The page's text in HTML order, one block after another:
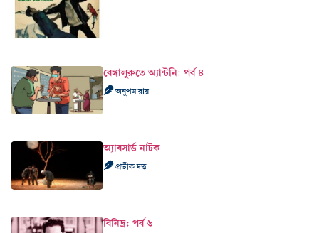
বেঙ্গালুরুতে অ্যান্টনি: পর্ব ৪
অনুপম রায়
অ্যাবসার্ড নাটক
প্রতীক দত্ত
বিনিদ্র: পর্ব ৬